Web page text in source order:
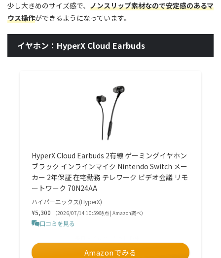
少し大きめのサイズ感で、 ノンスリップ素材なので安定感のあるマ
ウス操作ができるようになっています。
イヤホン：HyperX Cloud Earbuds
HyperX Cloud Earbuds 2有線 ゲーミングイヤホン
ブラック インラインマイク Nintendo Switch メー
カー 2年保証 在宅勤務 テレワーク ビデオ会議 リモ
ートワーク 70N24AA
ハイパーエックス(HyperX)
¥5,300
（2026/07/14 10:59時点 | Amazon調べ）
口コミを見る
Amazonでみる